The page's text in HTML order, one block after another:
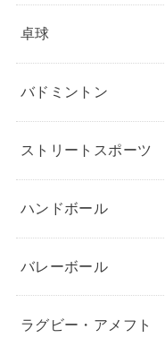
卓球
バドミントン
ストリートスポーツ
ハンドボール
バレーボール
ラグビー・アメフト